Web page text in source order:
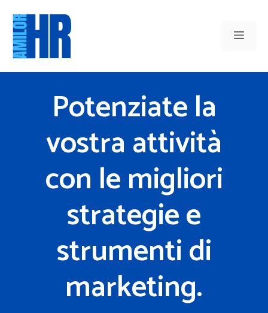
contenuto
Menu
Potenziate la
vostra attività
con le migliori
strategie e
strumenti di
marketing.